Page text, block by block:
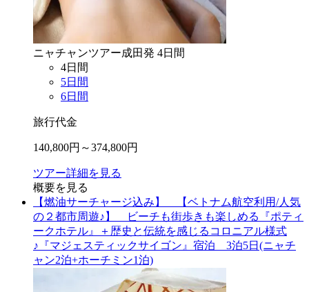
ニャチャンツアー成田発 4日間
4日間
5日間
6日間
旅行代金
140,800円～374,800円
ツアー詳細を見る
概要を見る
【燃油サーチャージ込み】 【ベトナム航空利用/人気
の２都市周遊♪】 ビーチも街歩きも楽しめる『ポティ
ークホテル』＋歴史と伝統を感じるコロニアル様式
♪『マジェスティックサイゴン』宿泊 3泊5日(ニャチ
ャン2泊+ホーチミン1泊)